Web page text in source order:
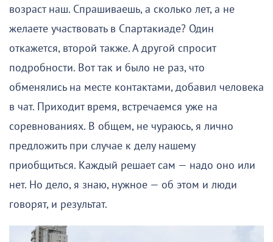
возраст наш. Спрашиваешь, а сколько лет, а не
желаете участвовать в Спартакиаде? Один
откажется, второй также. А другой спросит
подробности. Вот так и было не раз, что
обменялись на месте контактами, добавил человека
в чат. Приходит время, встречаемся уже на
соревнованиях. В общем, не чураюсь, я лично
предложить при случае к делу нашему
приобщиться. Каждый решает сам — надо оно или
нет. Но дело, я знаю, нужное — об этом и люди
говорят, и результат.